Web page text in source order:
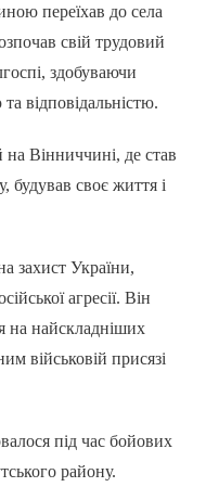
переїхав до села
свій трудовий
здобуваючи
відповідальністю.
на Вінниччині, де став
будував своє життя і
захист України,
агресії. Він
на найскладніших
військовій присязі
під час бойових
району.